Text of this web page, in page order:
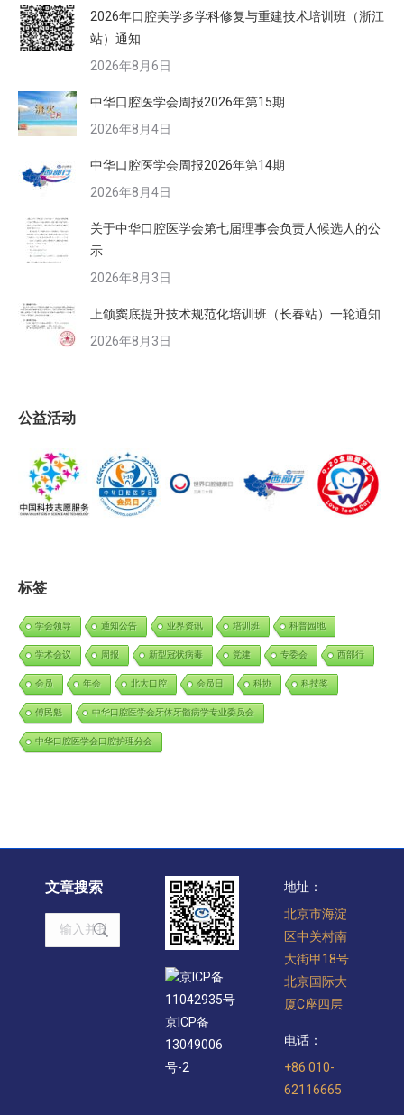
2026年口腔美学多学科修复与重建技术培训班（浙江
站）通知
2026年8月6日
中华口腔医学会周报2026年第15期
2026年8月4日
中华口腔医学会周报2026年第14期
2026年8月4日
关于中华口腔医学会第七届理事会负责人候选人的公
示
2026年8月3日
上颌窦底提升技术规范化培训班（长春站）一轮通知
2026年8月3日
公益活动
标签
学会领导 通知公告 业界资讯 培训班 科普园地
学术会议 周报 新型冠状病毒 党建 专委会 西部行
会员 年会 北大口腔 会员日 科协 科技奖
傅民魁 中华口腔医学会牙体牙髓病学专业委员会
中华口腔医学会口腔护理分会
文章搜索
Search:
京ICP备
11042935号
京ICP备
13049006
号-2
地址：
北京市海淀
区中关村南
大街甲18号
北京国际大
厦C座四层
电话：
+86 010-
62116665